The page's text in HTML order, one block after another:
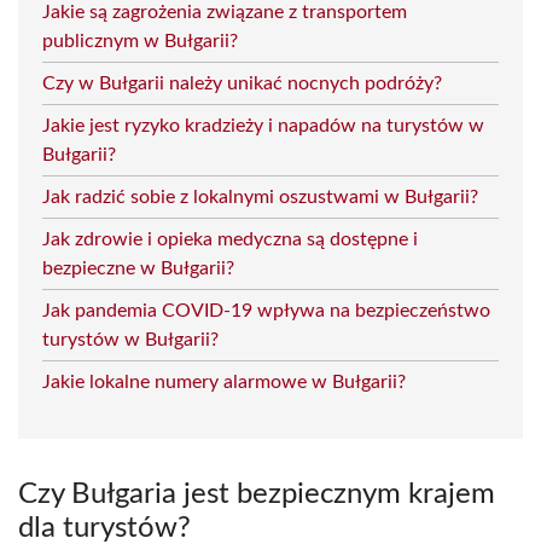
Jakie są zagrożenia związane z transportem
publicznym w Bułgarii?
Czy w Bułgarii należy unikać nocnych podróży?
Jakie jest ryzyko kradzieży i napadów na turystów w
Bułgarii?
Jak radzić sobie z lokalnymi oszustwami w Bułgarii?
Jak zdrowie i opieka medyczna są dostępne i
bezpieczne w Bułgarii?
Jak pandemia COVID-19 wpływa na bezpieczeństwo
turystów w Bułgarii?
Jakie lokalne numery alarmowe w Bułgarii?
Czy Bułgaria jest bezpiecznym krajem
dla turystów?